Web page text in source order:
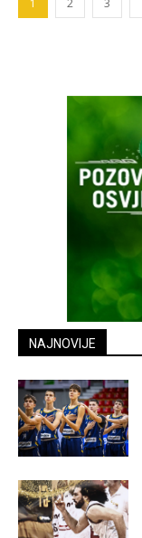
1 2 3
NAJNOVIJE